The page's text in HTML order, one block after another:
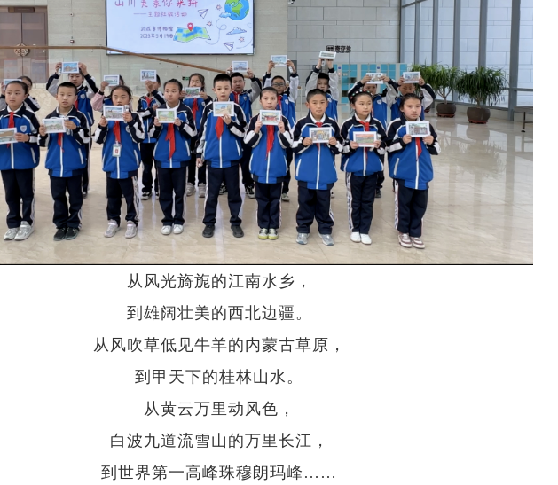
从风光旖旎的江南水乡，
到雄阔壮美的西北边疆。
从风吹草低见牛羊的内蒙古草原，
到甲天下的桂林山水。
从黄云万里动风色，
白波九道流雪山的万里长江，
到世界第一高峰珠穆朗玛峰 ……